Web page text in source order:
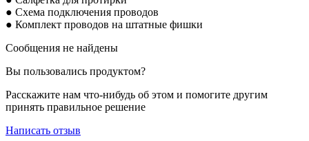
● Схема подключения проводов
● Комплект проводов на штатные фишки
Сообщения не найдены
Вы пользовались продуктом?
Расскажите нам что-нибудь об этом и помогите другим
принять правильное решение
Написать отзыв